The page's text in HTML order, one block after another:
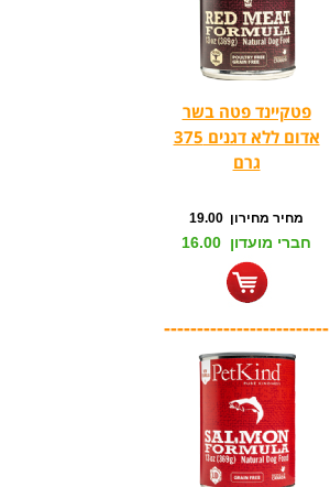
פטקיינד פטה בשר
אדום ללא דגנים 375
גרם
מחיר מחירון 19.00
חברי מועדון 16.00
-------------------------